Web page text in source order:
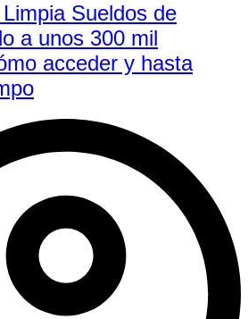
Sueldos de
a unos 300 mil
acceder y hasta